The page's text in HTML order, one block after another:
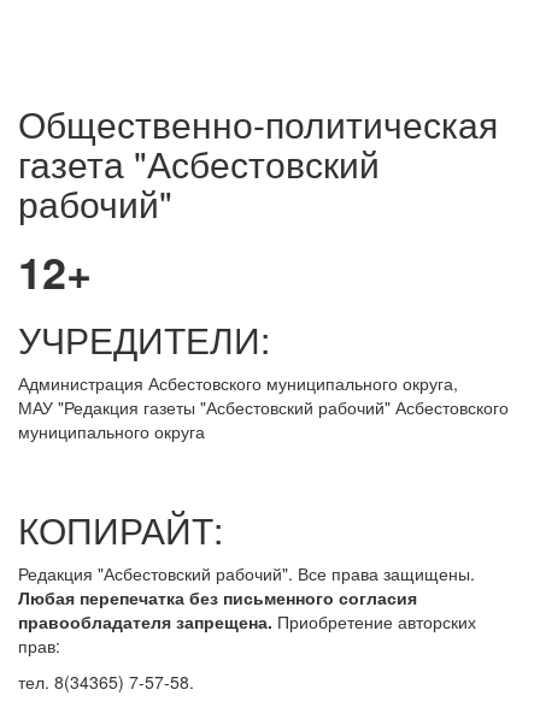
Общественно-политическая
газета "Асбестовский
рабочий"
12+
УЧРЕДИТЕЛИ:
Администрация Асбестовского муниципального округа,
МАУ"Редакция газеты "Асбестовский рабочий" Асбестовского
муниципального округа
КОПИРАЙТ:
Редакция "Асбестовский рабочий". Все права защищены.
Любая перепечатка без письменного согласия
правообладателя запрещена. Приобретение авторских
прав:
тел. 8(34365) 7-57-58.